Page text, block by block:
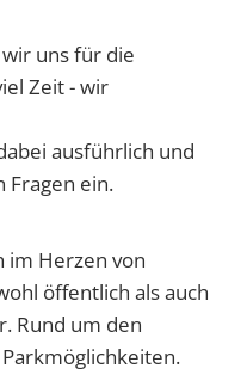
uns für die
Zeit - wir
ausführlich und
Fragen ein.
im Herzen von
öffentlich als auch
Rund um den